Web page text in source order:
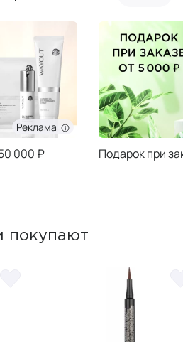
Реклама
000 ₽ Подарок при
покупают